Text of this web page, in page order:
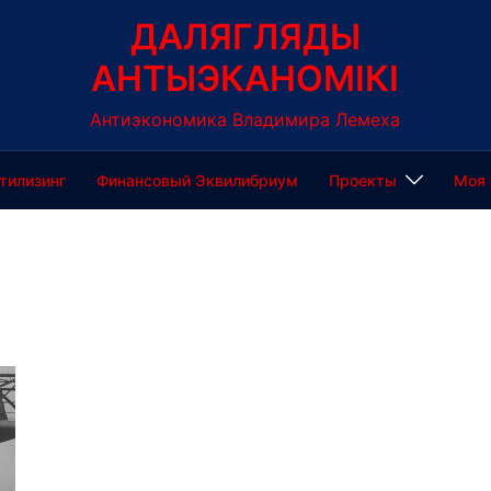
ДАЛЯГЛЯДЫ
АНТЫЭКАНОМІКІ
Антиэкономика Владимира Лемеха
Финансовый Эквилибриум Проекты Моя